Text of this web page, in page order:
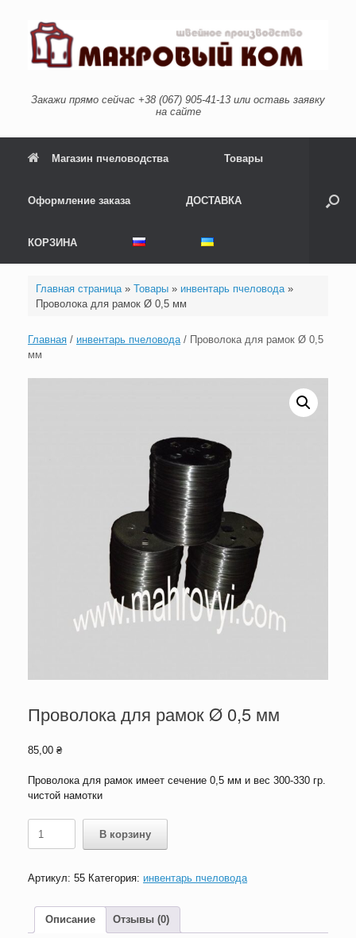
содержанию
Закажи прямо сейчас +38 (067) 905-41-13 или оставь заявку
на сайте
Магазин пчеловодства Товары
Оформление заказа ДОСТАВКА
КОРЗИНА
Главная страница» Товары» инвентарь пчеловода»
Проволока для рамок Ø 0,5 мм
Главная / инвентарь пчеловода/ Проволока для рамок Ø 0,5
мм
Проволока для рамок Ø 0,5 мм
85,00 ₴
Проволока для рамок имеет сечение 0,5 мм и вес 300-330 гр.
чистой намотки
товара
рамок
мм
В корзину
Артикул: 55 Категория: инвентарь пчеловода
Описание Отзывы (0)